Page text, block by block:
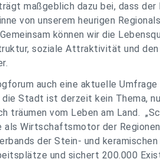
maßgeblich dazu bei, dass der
von unserem heurigen
Gemeinsam können wir die
soziale Attraktivität und den
auch eine aktuelle Umfrage
Stadt ist derzeit kein Thema,
träumen vom Leben am Land.
als Wirtschaftsmotor der
der Stein- und
und sichert 200.000